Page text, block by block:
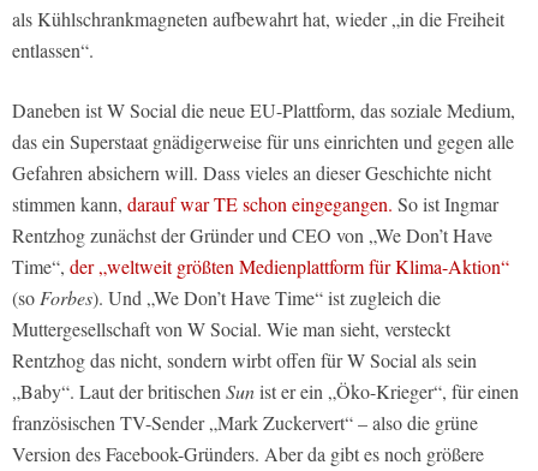
als Kühlschrankmagneten aufbewahrt hat, wieder „in die Freiheit
entlassen“.
Daneben ist W Social die neue EU-Plattform, das soziale Medium,
das ein Superstaat gnädigerweise für uns einrichten und gegen alle
Gefahren absichern will. Dass vieles an dieser Geschichte nicht
stimmen kann, darauf war TE schon eingegangen. So ist Ingmar
Rentzhog zunächst der Gründer und CEO von „We Don’t Have
Time“, der „weltweit größten Medienplattform für Klima-Aktion“
(so Forbes). Und „We Don’t Have Time“ ist zugleich die
Muttergesellschaft von W Social. Wie man sieht, versteckt
Rentzhog das nicht, sondern wirbt offen für W Social als sein
„Baby“. Laut der britischen Sunist er ein „Öko-Krieger“, für einen
französischen TV-Sender „Mark Zuckervert“ – also die grüne
Version des Facebook-Gründers. Aber da gibt es noch größere